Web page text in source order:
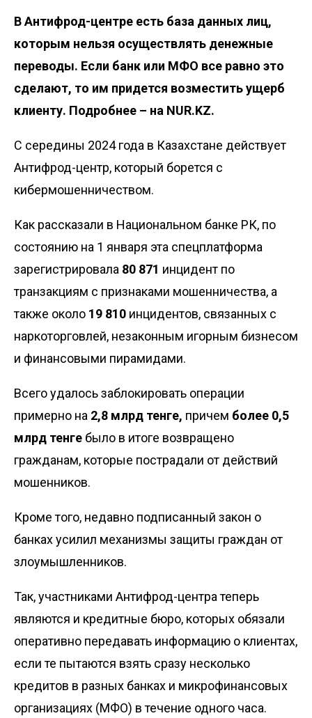
В Антифрод-центре есть база данных лиц,
которым нельзя осуществлять денежные
переводы. Если банк или МФО все равно это
сделают, то им придется возместить ущерб
клиенту. Подробнее – на NUR.KZ.
С середины 2024 года в Казахстане действует
Антифрод-центр, который борется с
кибермошенничеством.
Как рассказали в Национальном банке РК, по
состоянию на 1 января эта спецплатформа
зарегистрировала 80 871 инцидент по
транзакциям с признаками мошенничества, а
также около 19 810 инцидентов, связанных с
наркоторговлей, незаконным игорным бизнесом
и финансовыми пирамидами.
Всего удалось заблокировать операции
примерно на 2,8 млрд тенге, причем более 0,5
млрд тенге было в итоге возвращено
гражданам, которые пострадали от действий
мошенников.
Кроме того, недавно подписанный закон о
банкахусилил механизмы защиты граждан от
злоумышленников.
Так, участниками Антифрод-центра теперь
являются и кредитные бюро, которых обязали
оперативно передавать информацию о клиентах,
если те пытаются взять сразу несколько
кредитов в разных банках и микрофинансовых
организациях (МФО) в течение одного часа.